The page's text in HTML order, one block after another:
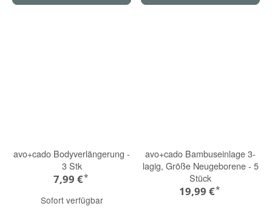
avo+cado Bodyverlängerung -
3 Stk
7,99 €*
Sofort verfügbar
avo+cado Bambuseinlage 3-
lagig, Größe Neugeborene - 5
Stück
19,99 €*